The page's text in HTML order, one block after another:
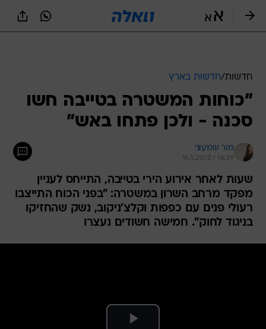
חדשות/חדשות בארץ
"כוחות המשטרה בטייבה חשו
סכנה - ולכן פתחו באש"
מור שמעוני
16.5.2012 / 16:39
שעות לאחר אירוע הירי בטייבה, התייחס לעניין
מפקד מרחב השרון במשטרה: "בפני הכוח התייצבו
רעולי פנים עם כפפות וקלצ'ניקוב, נשק שהחזיקו
בניגוד לחוק". חמישה חשודים נעצרו